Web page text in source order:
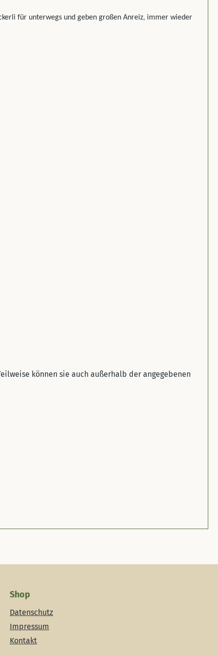
für unterwegs und geben großen Anreiz, immer wieder
können sie auch außerhalb der angegebenen
Shop
Datenschutz
Impressum
Kontakt